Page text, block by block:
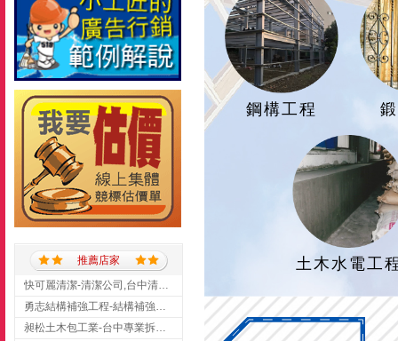
推薦店家
快可麗清潔-清潔公司,台中清潔公司,台中居家清潔
昶松土木包工業-台中專業拆除工程/挖土機出租
鋼構工程
土木水電工